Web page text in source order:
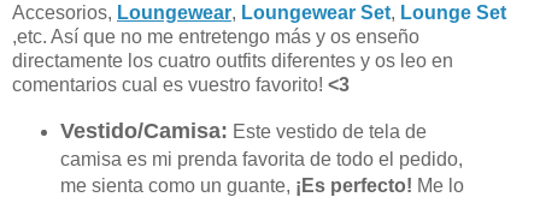
Accesorios, Loungewear, Loungewear Set, Lounge Set
,etc. Así que no me entretengo más y os enseño
directamente los cuatro outfits diferentes y os leo en
comentarios cual es vuestro favorito! <3
Vestido/Camisa: Este vestido de tela de
camisa es mi prenda favorita de todo el pedido,
me sienta como un guante, ¡Es perfecto! Me lo